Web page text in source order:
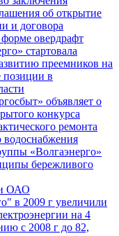
об открытие
и договора
овердрафт
стартовала
преемников на
позиции в
объявляет о
конкурса
ремонта
водоснабжения
«Волгаэнерго»
бережливого
ОАО
в 2009 г увеличили
на 4
с 2008 г до 82,